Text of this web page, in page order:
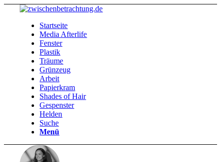
Startseite
Media Afterlife
Fenster
Plastik
Träume
Grünzeug
Arbeit
Papierkram
Shades of Hair
Gespenster
Helden
Suche
Menü